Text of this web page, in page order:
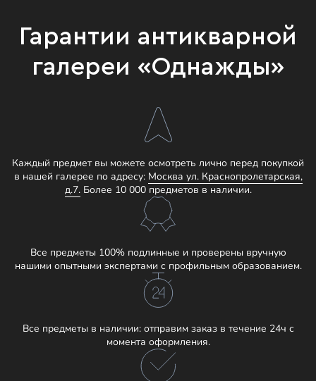
Гарантии антикварной
галереи «Однажды»
Каждый предмет вы можете осмотреть лично перед покупкой
в нашей галерее по адресу: Москва ул. Краснопролетарская,
д.7.Более 10 000 предметов в наличии.
Все предметы 100% подлинные и проверены вручную
нашими опытными экспертами с профильным образованием.
Все предметы в наличии: отправим заказ в течение 24ч с
момента оформления.